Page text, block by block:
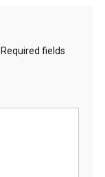
Required fields